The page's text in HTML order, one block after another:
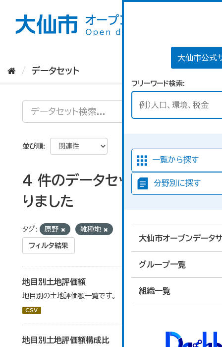
大仙市公式
フリーワード検索
一覧から探す
分野別に探す
大仙市オープンデータ
グループ一覧
組織一覧
データセット
並び順
4 件のデータセットが見つか
りました
タグ: 原野 雑種地
フィルタ結果
地目別土地評価額
地目別の土地評価額一覧です。
CSV
地目別土地評価額構成比